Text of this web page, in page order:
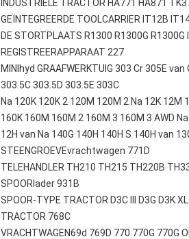
INDUSTRIËLE TRACTOR HA771 HA871
GEÏNTEGREERDE TOOLCARRIER IT12B
DE STORTPLAATS R1300 R1300G R1300G
REGISTREERAPPARAAT 227
MINIhyd GRAAFWERKTUIG 303 Cr 305E
303.5C 303.5D 303.5E 303C
Na 120K 120K 2 120M 120M 2 Na 12K 12M
160K 160M 160M 2 160M 3 160M 3 AWD
12H van Na 140G 140H 140H S 140H van
STEENGROEVEvrachtwagen 771D
TELEHANDLER TH210 TH215 TH220B
SPOORlader 931B
SPOOR-TYPE TRACTOR D3C III D3G D3K
TRACTOR 768C
VRACHTWAGEN69d 769D 770 770G 770G